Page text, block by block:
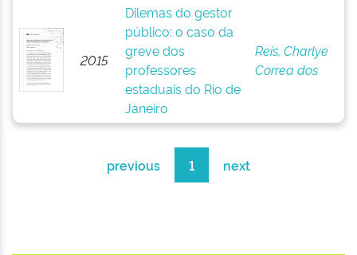
2015
Dilemas do gestor
público: o caso da
greve dos
professores
estaduais do Rio de
Janeiro
Reis, Charlye
Correa dos
previous 1 next